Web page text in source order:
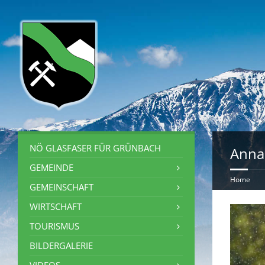
Home
NÖ GLASFASER FÜR GRÜNBACH
GEMEINDE
GEMEINSCHAFT
WIRTSCHAFT
TOURISMUS
BILDERGALERIE